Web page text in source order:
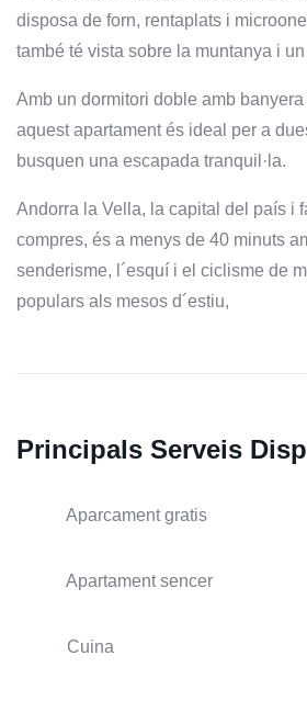
disposa de forn, rentaplats i
també té vista sobre la muntanya i
Amb un dormitori doble amb
aquest apartament és ideal per a
busquen una escapada tranquil·la.
Andorra la Vella, la capital del país i
compres, és a menys de 40 minuts
senderisme, l´esquí i el ciclisme de
populars als mesos d´estiu,
Principals Serveis
Aparcament gratis
Apartament sencer
Cuina